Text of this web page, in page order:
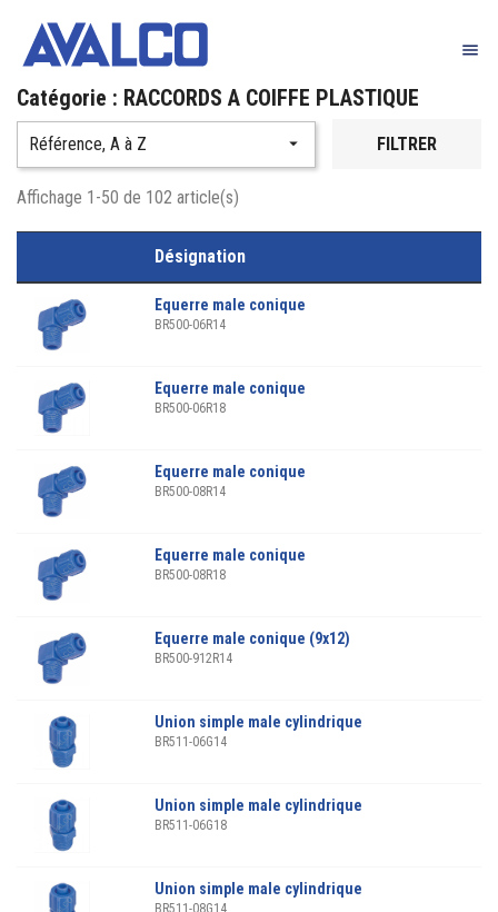

Catégorie : RACCORDS A COIFFE PLASTIQUE
Référence, A à Z  FILTRER
Affichage 1-50 de 102 article(s)
Désignation
Equerre male conique
BR500-06R14
Equerre male conique
BR500-06R18
Equerre male conique
BR500-08R14
Equerre male conique
BR500-08R18
Equerre male conique (9x12)
BR500-912R14
Union simple male cylindrique
BR511-06G14
Union simple male cylindrique
BR511-06G18
Union simple male cylindrique
BR511-08G14